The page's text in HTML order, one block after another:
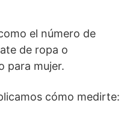
el número de
de ropa o
para mujer.
cómo medirte: